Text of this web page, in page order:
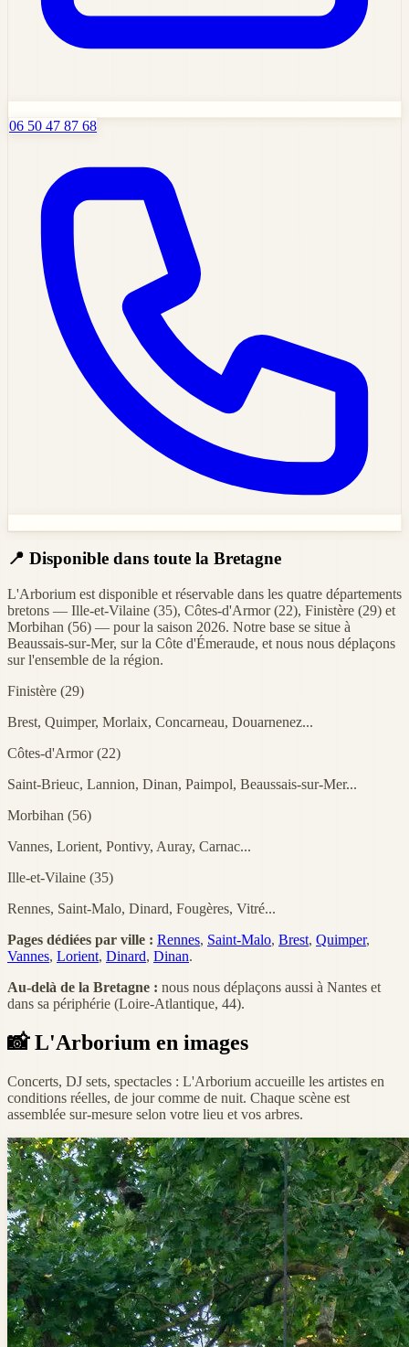
06 50 47 87 68
📍 Disponible dans toute la Bretagne
L'Arborium est disponible et réservable dans les quatre départements
bretons — Ille-et-Vilaine (35), Côtes-d'Armor (22), Finistère (29) et
Morbihan (56) — pour la saison 2026. Notre base se situe à
Beaussais-sur-Mer, sur la Côte d'Émeraude, et nous nous déplaçons
sur l'ensemble de la région.
Finistère (29)
Brest, Quimper, Morlaix, Concarneau, Douarnenez...
Côtes-d'Armor (22)
Saint-Brieuc, Lannion, Dinan, Paimpol, Beaussais-sur-Mer...
Morbihan (56)
Vannes, Lorient, Pontivy, Auray, Carnac...
Ille-et-Vilaine (35)
Rennes, Saint-Malo, Dinard, Fougères, Vitré...
Pages dédiées par ville : Rennes, Saint-Malo, Brest, Quimper,
Vannes, Lorient, Dinard, Dinan.
Au-delà de la Bretagne : nous nous déplaçons aussi à Nantes et
dans sa périphérie (Loire-Atlantique, 44).
📸L'Arborium en images
Concerts, DJ sets, spectacles : L'Arborium accueille les artistes en
conditions réelles, de jour comme de nuit. Chaque scène est
assemblée sur-mesure selon votre lieu et vos arbres.